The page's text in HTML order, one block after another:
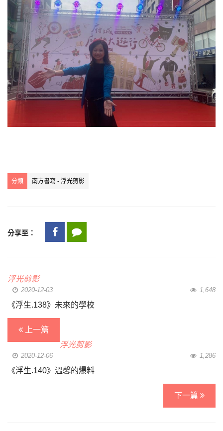
分類 南方書寫 - 浮光剪影
分享至：
浮光剪影
2020-12-03 1,648
《浮生.138》未來的學校
上一篇
浮光剪影
2020-12-06 1,286
《浮生.140》溫馨的爆料
下一篇